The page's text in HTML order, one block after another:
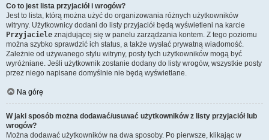
Co to jest lista przyjaciół i wrogów?
Jest to lista, którą można użyć do organizowania różnych użytkowników
witryny. Użytkownicy dodani do listy przyjaciół będą wyświetleni na karcie
Przyjaciele znajdującej się w panelu zarządzania kontem. Z tego poziomu
można szybko sprawdzić ich status, a także wysłać prywatną wiadomość.
Zależnie od używanego stylu witryny, posty tych użytkowników mogą być
wyróżniane. Jeśli użytkownik zostanie dodany do listy wrogów, wszystkie posty
przez niego napisane domyślnie nie będą wyświetlane.
Na górę
W jaki sposób można dodawać/usuwać użytkowników z listy przyjaciół lub
wrogów?
Można dodawać użytkowników na dwa sposoby. Po pierwsze, klikając w